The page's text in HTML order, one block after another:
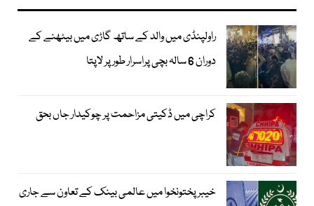
راولپنڈی میں والد کے ساتھ گاڑی میں بیٹھنے کے
دوران 6 سالہ بچی پراسرار طور پر لاپتا
کراچی میں ڈکیتی مزاحمت پر چوکیدار جاں بحق
خیبرپختونخوا میں عالمی بینک کے تعاون سے جاری